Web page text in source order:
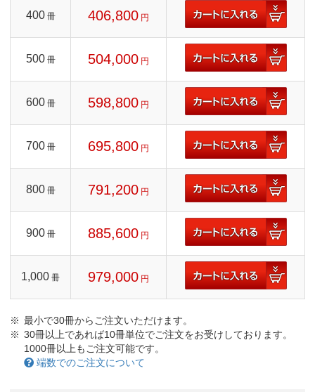
400 冊 406,800 円
500 冊 504,000 円
600 冊 598,800 円
700 冊 695,800 円
800 冊 791,200 円
900 冊 885,600 円
1,000 冊 979,000 円
最小で30冊からご注文いただけます。
30冊以上であれば10冊単位でご注文をお受けしております。
1000冊以上もご注文可能です。
端数でのご注文について